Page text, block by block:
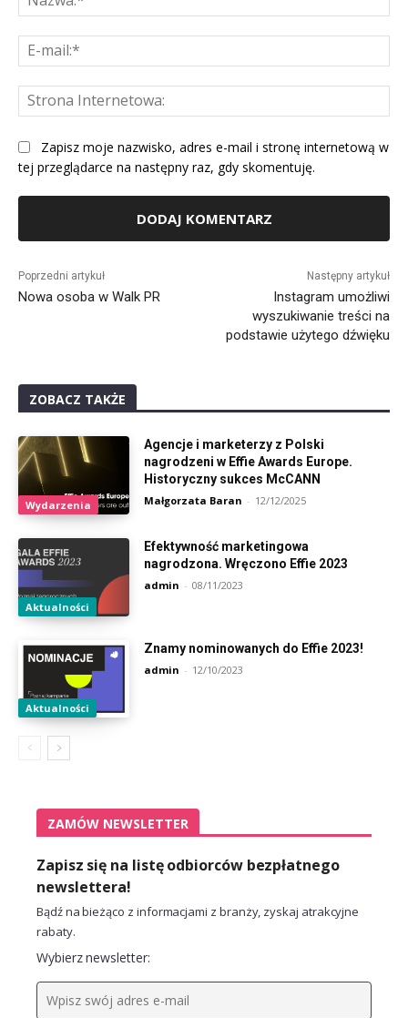
Zapisz moje nazwisko, adres e-mail i stronę internetową w
tej przeglądarce na następny raz, gdy skomentuję.
Poprzedni artykuł
Nowa osoba w Walk PR
Następny artykuł
Instagram umożliwi
wyszukiwanie treści na
podstawie użytego dźwięku
ZOBACZ TAKŻE
Wydarzenia
Agencje i marketerzy z Polski
nagrodzeni w Effie Awards Europe.
Historyczny sukces McCANN
Małgorzata Baran - 12/12/2025
Aktualności
Efektywność marketingowa
nagrodzona. Wręczono Effie 2023
admin - 08/11/2023
Aktualności
Znamy nominowanych do Effie 2023!
admin - 12/10/2023
ZAMÓW NEWSLETTER
Zapisz się na listę odbiorców bezpłatnego
newslettera!
Bądź na bieżąco z informacjami z branży, zyskaj atrakcyjne
rabaty.
Wybierz newsletter: